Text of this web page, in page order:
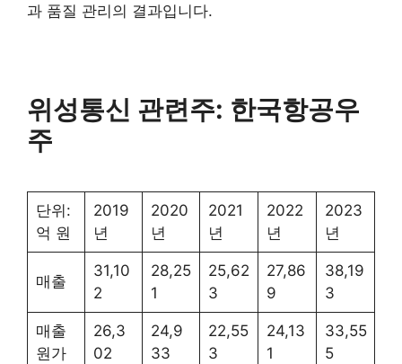
과 품질 관리의 결과입니다​​.
위성통신 관련주: 한국항공우
주
단위:
억 원
2019
년
2020
년
2021
년
2022
년
2023
년
매출
31,10
2
28,25
1
25,62
3
27,86
9
38,19
3
매출
원가
26,3
02
24,9
33
22,55
3
24,13
1
33,55
5